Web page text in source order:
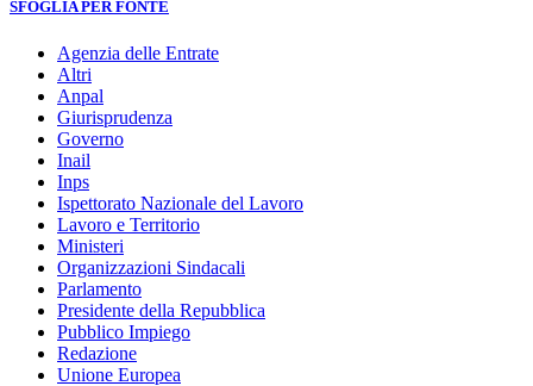
SFOGLIA PER FONTE
Agenzia delle Entrate
Altri
Anpal
Giurisprudenza
Governo
Inail
Inps
Ispettorato Nazionale del Lavoro
Lavoro e Territorio
Ministeri
Organizzazioni Sindacali
Parlamento
Presidente della Repubblica
Pubblico Impiego
Redazione
Unione Europea